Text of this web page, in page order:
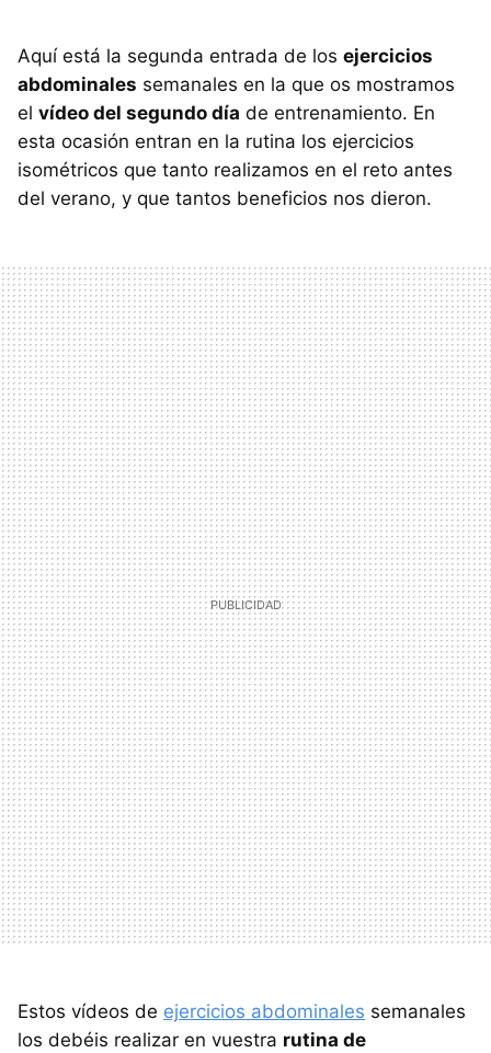
Aquí está la segunda entrada de los ejercicios
abdominales semanales en la que os mostramos
el vídeo del segundo día de entrenamiento. En
esta ocasión entran en la rutina los ejercicios
isométricos que tanto realizamos en el reto antes
del verano, y que tantos beneficios nos dieron.
Estos vídeos de ejercicios abdominales semanales
los debéis realizar en vuestra rutina de